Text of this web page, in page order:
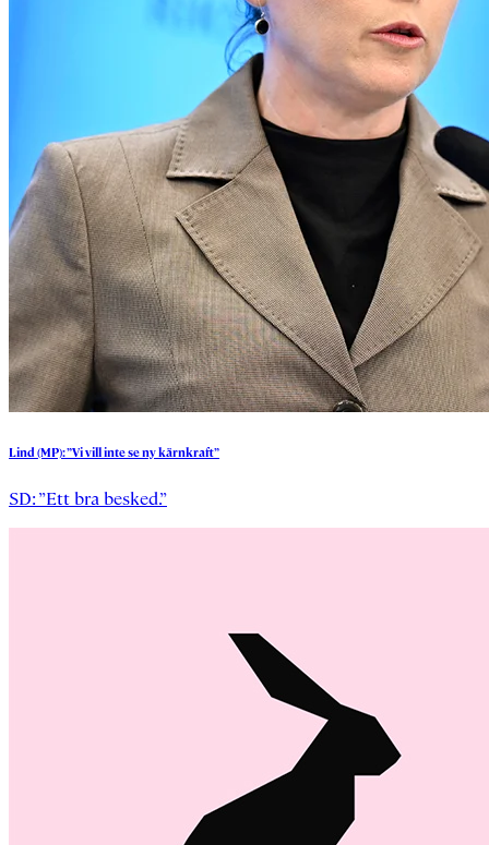
Lind (MP):”Vivillintesenykärnkraft”
SD: ”Ett bra besked.”